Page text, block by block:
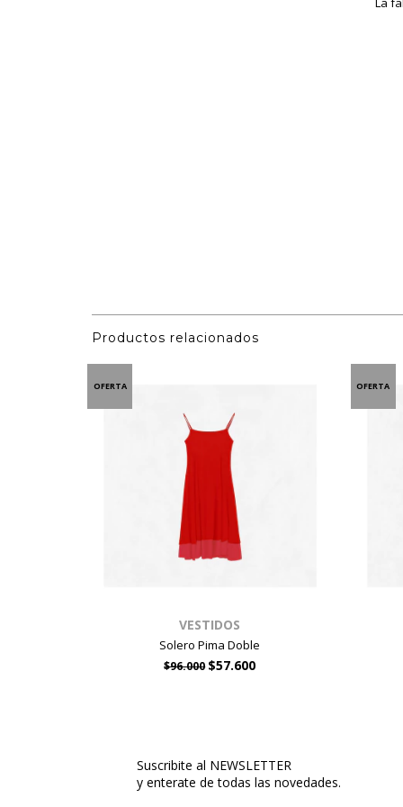
Productos relacionados
OFERTA
VESTIDOS
Solero Pima Doble
$96.000 $57.600
OFERTA
Suscribite al NEWSLETTER
y enterate de todas las novedades.